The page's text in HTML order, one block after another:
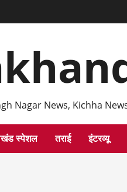
Nagar News, Kichha
स्पेशल तराई इंटरव्यू